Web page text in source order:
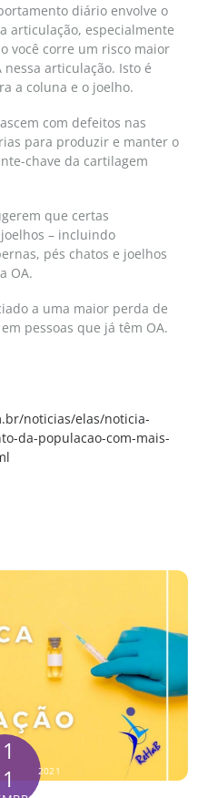
diário envolve o
articulação, especialmente
você corre um risco maior
articulação. Isto é
a coluna e o joelho.
com defeitos nas
para produzir e manter o
chave da cartilagem
que certas
– incluindo
pés chatos e joelhos
OA.
a uma maior perda de
pessoas que já têm OA.
noticias/elas/noticia-
da-populacao-com-mais-
2021